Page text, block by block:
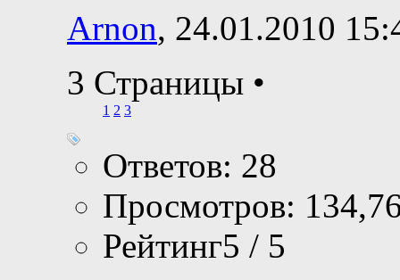
Arnon, 24.01.2010
3 Страницы •
1 2 3
Ответов: 28
Просмотров:
Рейтинг5 / 5